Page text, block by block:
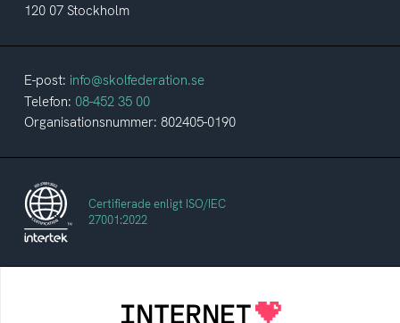
120 07 Stockholm
E-post: info@skolfederation.se
Telefon: 08-452 35 00
Organisationsnummer: 802405-0190
Certifierade enligt ISO/IEC
27001:2022